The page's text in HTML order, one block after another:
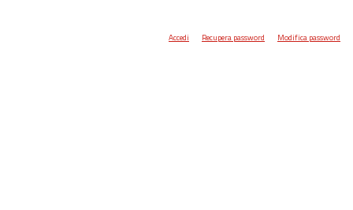
Accedi Recupera password Modifica password